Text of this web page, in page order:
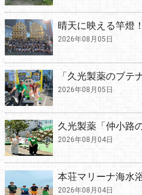
晴天に映える竿燈
2026年08月05日
「久光製薬のブテ
2026年08月05日
久光製薬「仲小路
2026年08月04日
本荘マリーナ海水
2026年08月04日